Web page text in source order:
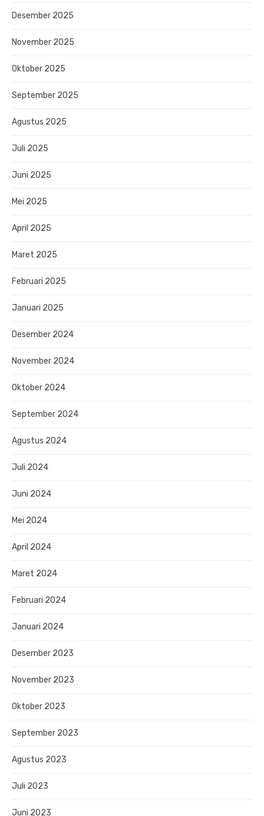
Desember 2025
November 2025
Oktober 2025
September 2025
Agustus 2025
Juli 2025
Juni 2025
Mei 2025
April 2025
Maret 2025
Februari 2025
Januari 2025
Desember 2024
November 2024
Oktober 2024
September 2024
Agustus 2024
Juli 2024
Juni 2024
Mei 2024
April 2024
Maret 2024
Februari 2024
Januari 2024
Desember 2023
November 2023
Oktober 2023
September 2023
Agustus 2023
Juli 2023
Juni 2023